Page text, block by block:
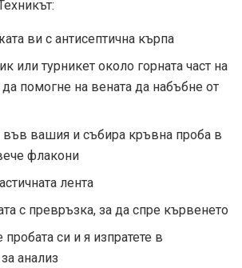
ви с антисептична кърпа
или турникет около горната част на
да помогне на вената да набъбне от
във вашия и събира кръвна проба в
флакони
лента
с превръзка, за да спре кървенето
пробата си и я изпратете в
анализ